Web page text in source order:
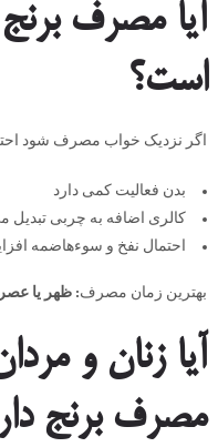
آیا مصرف
است؟
اگر نزدیک خواب مصرف شود
بدن فعالیت کمی دارد
کالری اضافه به چربی تبدیل
احتمال نفخ و سوء‌هاضمه
بهترین زمان مصرف: ظهر یا
آیا زنان و
مصرف برنج